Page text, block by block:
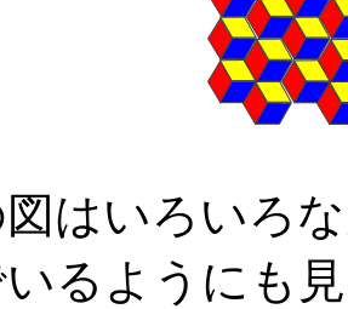
はいろいろ
るようにも